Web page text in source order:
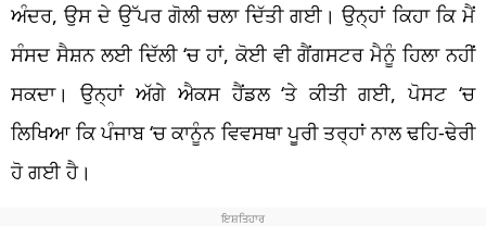
ਅੰਦਰ, ਉਸ ਦੇ ਉੱਪਰ ਗੋਲੀ ਚਲਾ ਦਿੱਤੀ ਗਈ। ਉਨ੍ਹਾਂ ਕਿਹਾ ਕਿ ਮੈਂ
ਸੰਸਦ ਸੈਸ਼ਨ ਲਈ ਦਿੱਲੀ ‘ਚ ਹਾਂ, ਕੋਈ ਵੀ ਗੈਂਗਸਟਰ ਮੈਨੂੰ ਹਿਲਾ ਨਹੀਂ
ਸਕਦਾ। ਉਨ੍ਹਾਂ ਅੱਗੇ ਐਕਸ ਹੈਂਡਲ‘ਤੇ ਕੀਤੀ ਗਈ, ਪੋਸਟ‘ਚ
ਲਿਖਿਆ ਕਿ ਪੰਜਾਬ‘ਚ ਕਾਨੂੰਨ ਵਿਵਸਥਾ ਪੂਰੀ ਤਰ੍ਹਾਂ ਨਾਲ ਢਹਿ-ਢੇਰੀ
ਹੋ ਗਈ ਹੈ।